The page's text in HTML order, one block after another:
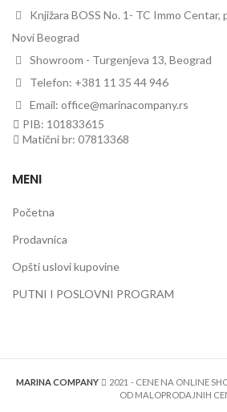
Knjižara BOSS No. 1- TC Immo Centar,
Novi Beograd
Showroom - Turgenjeva 13, Beograd
Telefon: +381 11 35 44 946
Email: office@marinacompany.rs
PIB: 101833615
Matični br: 07813368
MENI
Početna
Prodavnica
Opšti uslovi kupovine
PUTNI I POSLOVNI PROGRAM
MARINA COMPANY 2021 - CENE NA ONLINE
OD MALOPRODAJNIH